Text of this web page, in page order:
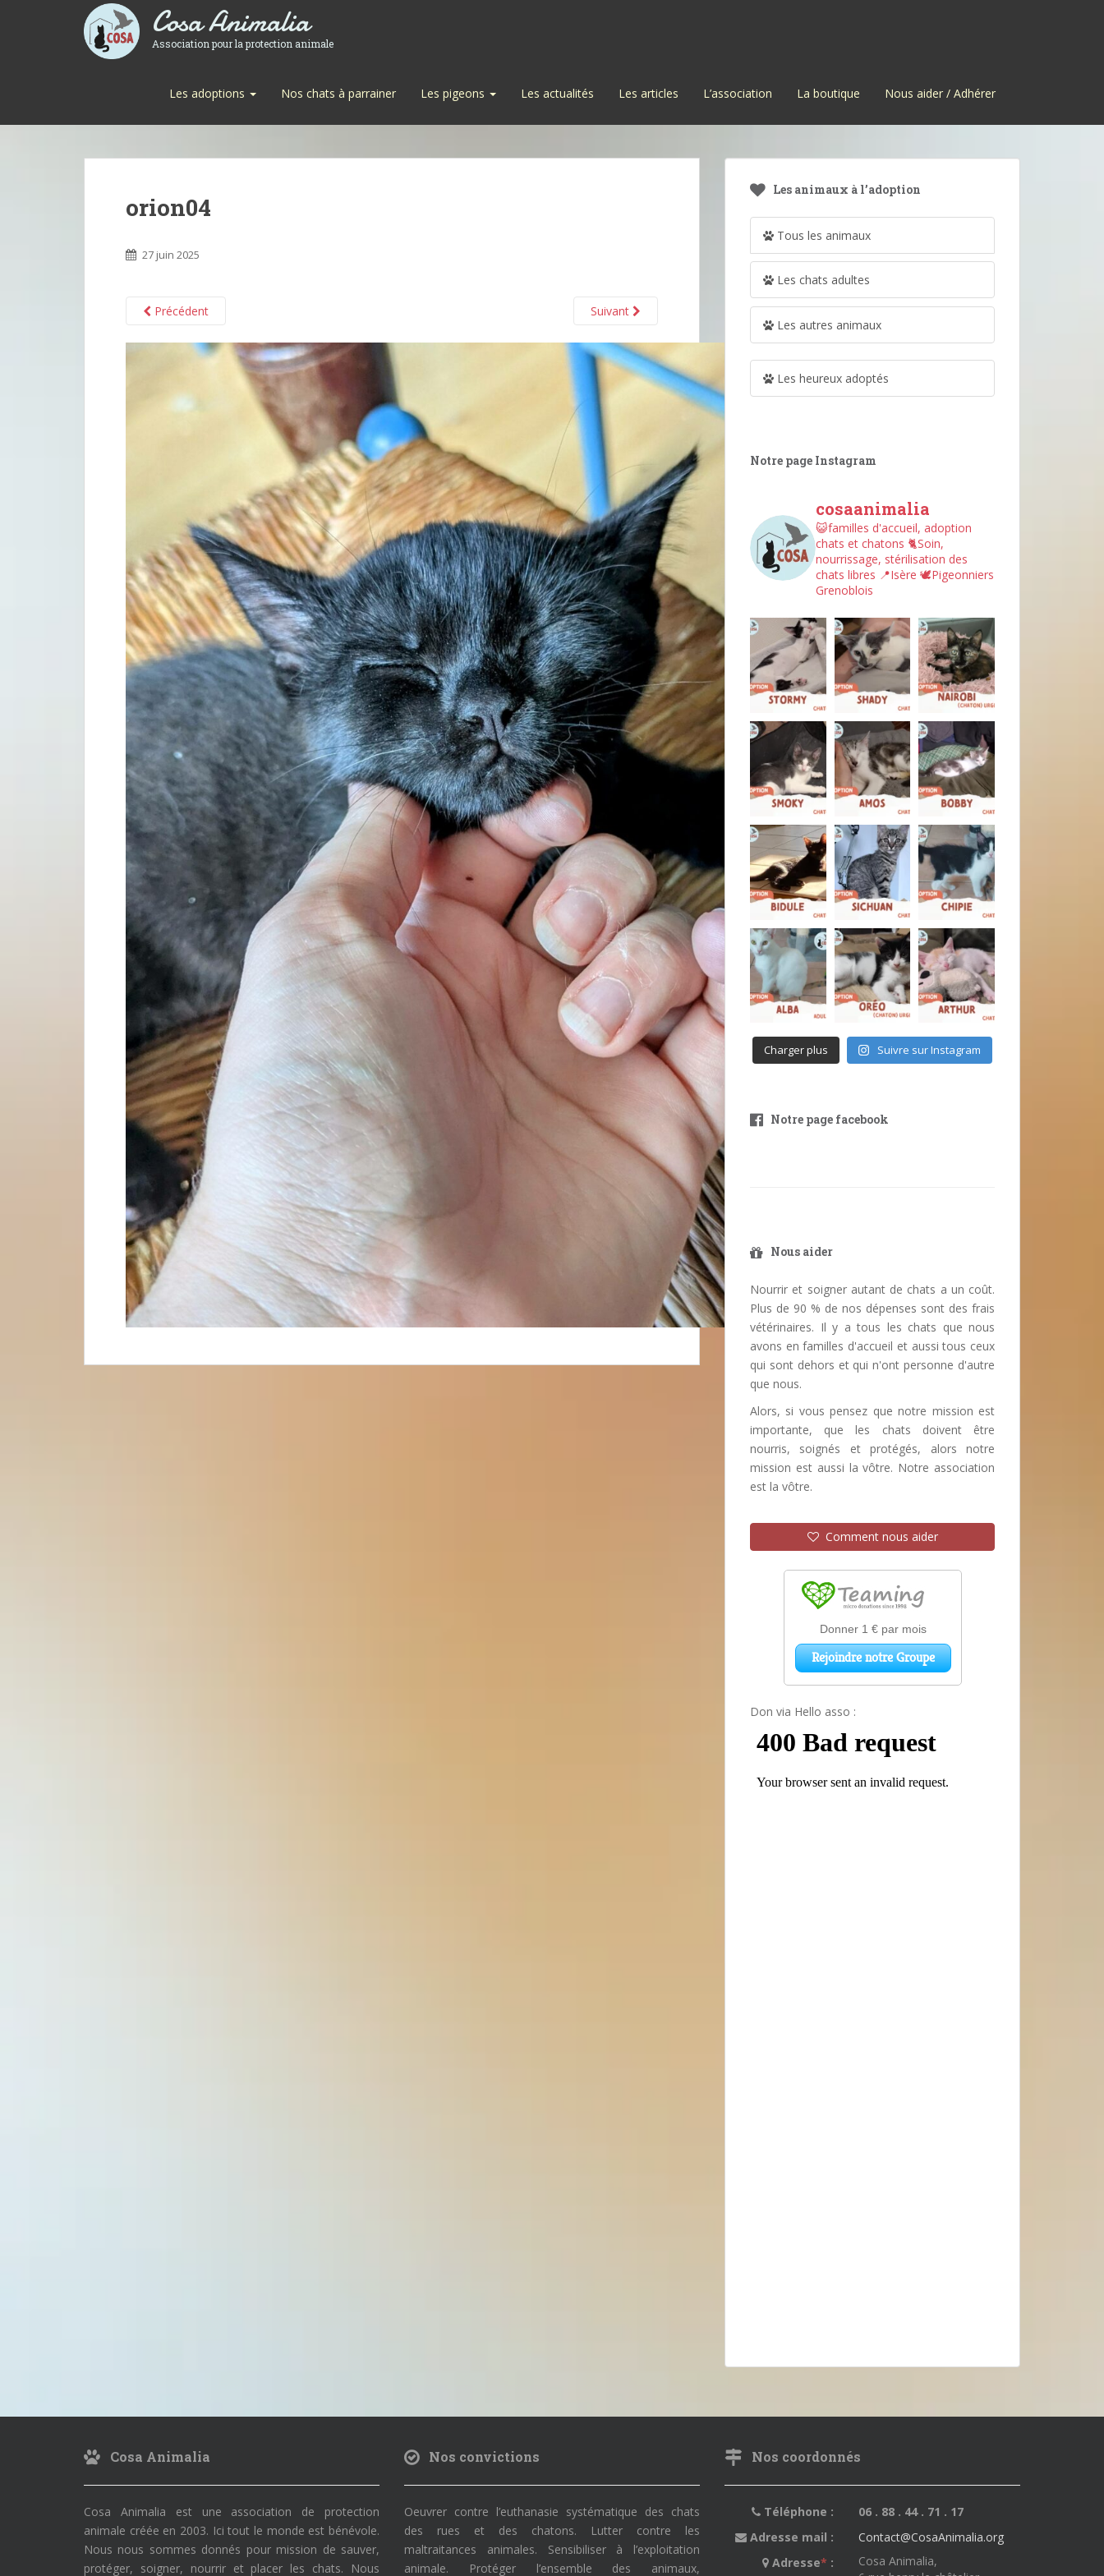
Cosa Animalia
Association pour la protection animale
Les adoptions Nos chats à parrainer Les pigeons Les actualités Les articles L’association La boutique Nous aider / Adhérer
orion04
27 juin 2025
Précédent Suivant
Les animaux à l’adoption
Tous les animaux
Les chats adultes
Les autres animaux
Les heureux adoptés
Notre page Instagram
cosaanimalia
😺familles d'accueil, adoption
chats et chatons 🐈Soin,
nourrissage, stérilisation des
chats libres 📍Isère 🕊︎Pigeonniers
Grenoblois
Charger plus Suivre sur Instagram
Notre page facebook
Nous aider
Nourrir et soigner autant de chats a un coût.
Plus de 90 % de nos dépenses sont des frais
vétérinaires. Il y a tous les chats que nous
avons en familles d'accueil et aussi tous ceux
qui sont dehors et qui n'ont personne d'autre
que nous.
Alors, si vous pensez que notre mission est
importante, que les chats doivent être
nourris, soignés et protégés, alors notre
mission est aussi la vôtre. Notre association
est la vôtre.
Comment nous aider
Don via Hello asso :
Cosa Animalia
Cosa Animalia est une association de protection
animale créée en 2003. Ici tout le monde est bénévole.
Nous nous sommes donnés pour mission de sauver,
protéger, soigner, nourrir et placer les chats. Nous
Nos convictions
Oeuvrer contre l’euthanasie systématique des chats
des rues et des chatons. Lutter contre les
maltraitances animales. Sensibiliser à l’exploitation
animale. Protéger l’ensemble des animaux,
Nos coordonnés
Téléphone :
06 . 88 . 44 . 71 . 17
Adresse mail :
Contact@CosaAnimalia.org
Adresse* :
Cosa Animalia,